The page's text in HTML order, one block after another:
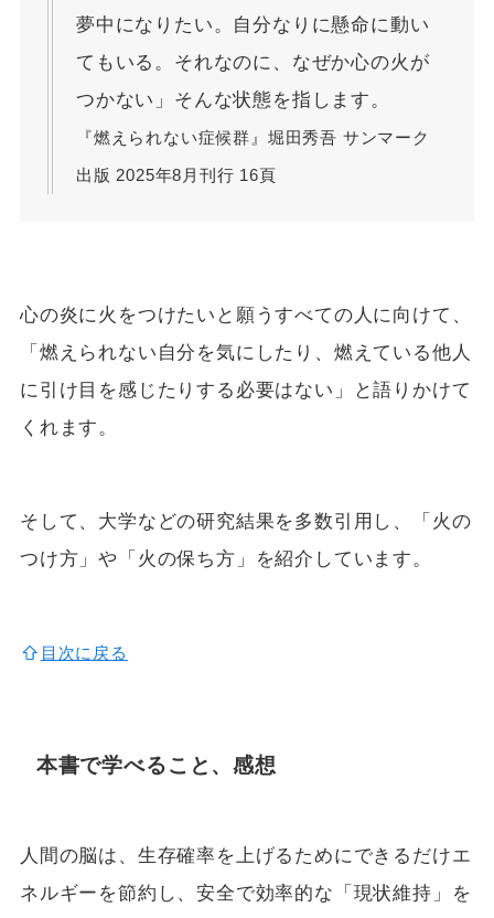
夢中になりたい。自分なりに懸命に動い
てもいる。それなのに、なぜか心の火が
つかない」そんな状態を指します。
『燃えられない症候群』堀田秀吾 サンマーク
出版 2025年8月刊行 16頁
心の炎に火をつけたいと願うすべての人に向けて、
「燃えられない自分を気にしたり、燃えている他人
に引け目を感じたりする必要はない」と語りかけて
くれます。
そして、大学などの研究結果を多数引用し、「火の
つけ方」や「火の保ち方」を紹介しています。
目次に戻る
本書で学べること、感想
人間の脳は、生存確率を上げるためにできるだけエ
ネルギーを節約し、安全で効率的な「現状維持」を